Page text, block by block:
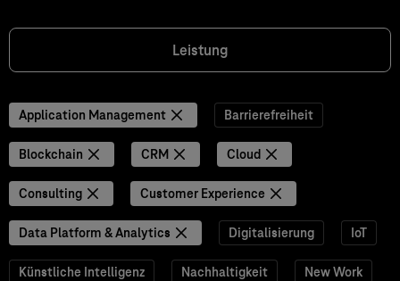
Leistung
Application Management Barrierefreiheit
Blockchain CRM Cloud
Consulting Customer Experience
Data Platform & Analytics Digitalisierung IoT
Künstliche Intelligenz Nachhaltigkeit New Work